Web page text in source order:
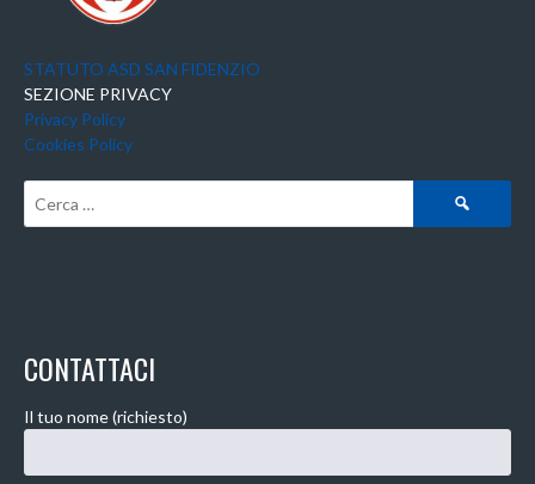
STATUTO ASD SAN FIDENZIO
SEZIONE PRIVACY
Privacy Policy
Cookies Policy
Ricerca
CONTATTACI
Il tuo nome (richiesto)